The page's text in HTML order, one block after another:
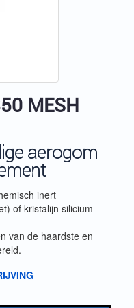
MESH
aerogom
inert
of kristalijn silicium
van de haardste en